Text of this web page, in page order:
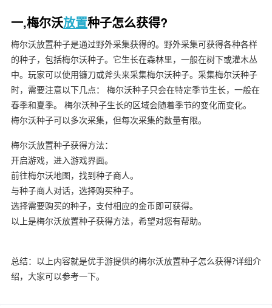
一,梅尔沃放置种子怎么获得?
梅尔沃放置种子是通过野外采集获得的。野外采集可获得各种各样
的种子，包括梅尔沃种子。它生长在森林里，一般在树下或灌木丛
中。玩家可以使用镰刀或斧头来采集梅尔沃种子。采集梅尔沃种子
时，需要注意以下几点： 梅尔沃种子只会在特定季节生长，一般在
春季和夏季。 梅尔沃种子生长的区域会随着季节的变化而变化。
梅尔沃种子可以多次采集，但每次采集的数量有限。
梅尔沃放置种子获得方法：
开启游戏，进入游戏界面。
前往梅尔沃地图，找到种子商人。
与种子商人对话，选择购买种子。
选择需要购买的种子，支付相应的金币即可获得。
以上是梅尔沃放置种子获得方法，希望对您有帮助。
总结：以上内容就是优手游提供的梅尔沃放置种子怎么获得?详细介
绍，大家可以参考一下。